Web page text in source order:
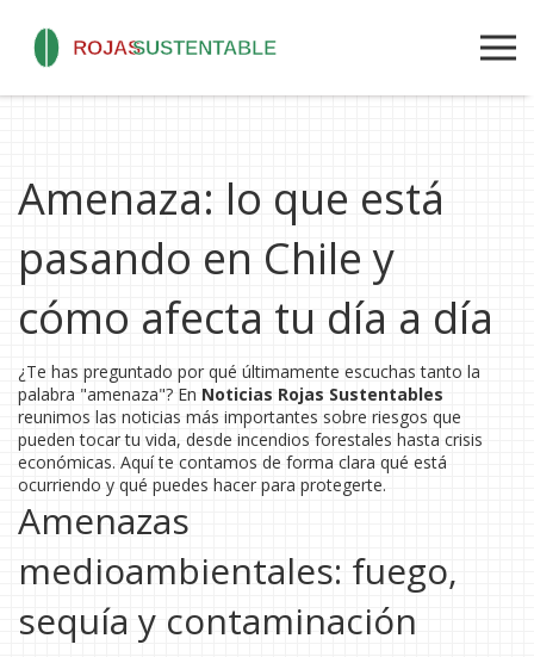
Amenaza: lo que está
pasando en Chile y
cómo afecta tu día a día
¿Te has preguntado por qué últimamente escuchas tanto la
palabra "amenaza"? En Noticias Rojas Sustentables
reunimos las noticias más importantes sobre riesgos que
pueden tocar tu vida, desde incendios forestales hasta crisis
económicas. Aquí te contamos de forma clara qué está
ocurriendo y qué puedes hacer para protegerte.
Amenazas
medioambientales: fuego,
sequía y contaminación